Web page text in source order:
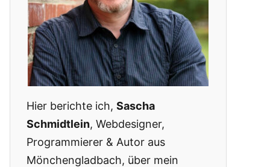
Hier berichte ich, Sascha
Schmidtlein, Webdesigner,
Programmierer & Autor aus
Mönchengladbach, über mein